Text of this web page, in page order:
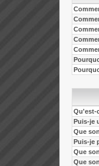
Qu'est-
Puis-je
Que
Puis-je
Que
Que